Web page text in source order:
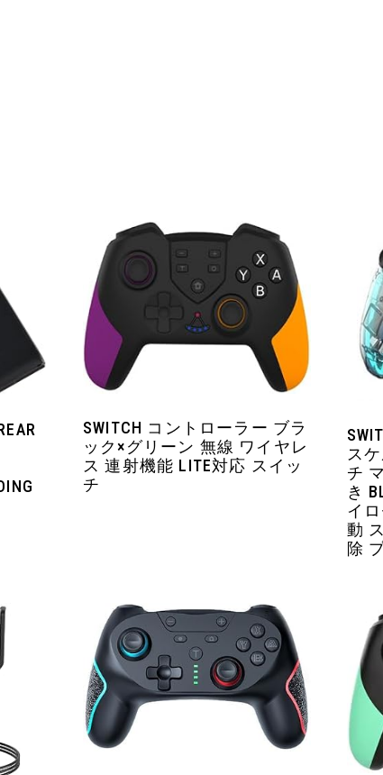
SWITCH コントローラー ブラ
ック×グリーン 無線 ワイヤレ
ス 連射機能 LITE対応 スイッ
チ
ス
チ
き
イ
動
除